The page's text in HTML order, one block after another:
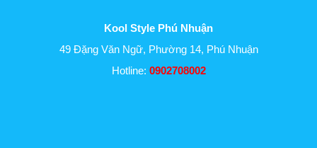
Kool Style Phú Nhuận
49 Đặng Văn Ngữ, Phường 14, Phú Nhuận
Hotline: 0902708002